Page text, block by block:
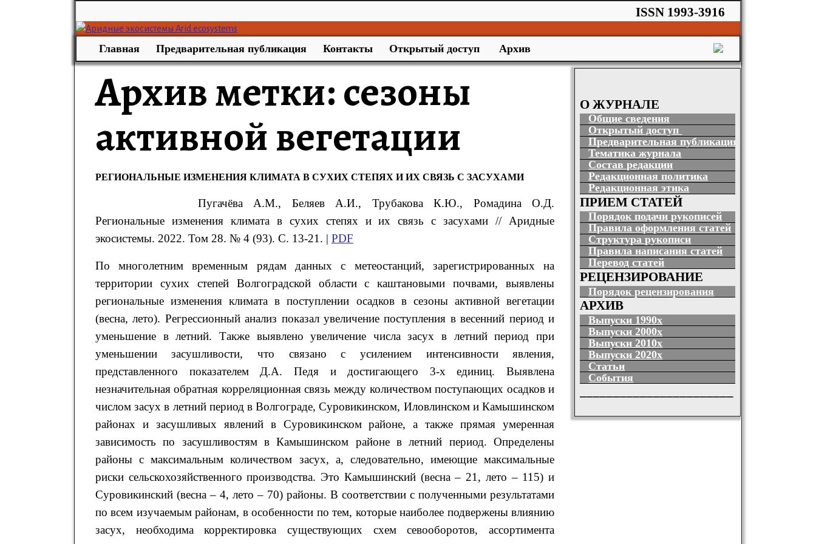
ISSN 1993-3916
Главная Предварительная публикация Контакты Открытый доступ Архив
Архив метки:сезоны
активной вегетации
РЕГИОНАЛЬНЫЕ ИЗМЕНЕНИЯ КЛИМАТА В СУХИХ СТЕПЯХ И ИХ СВЯЗЬ С ЗАСУХАМИ
ПугачёваА.М., БеляевА.И., ТрубаковаК.Ю., РомадинаО.Д.
Региональные изменения климата в сухих степях и их связь с засухами// Аридные
экосистемы. 2022. Том 28. № 4 (93). С. 13-21. | PDF
По многолетним временным рядам данных с метеостанций, зарегистрированных на
территории сухих степей Волгоградской области с каштановыми почвами, выявлены
региональные изменения климата в поступлении осадков в сезоны активной вегетации
(весна, лето). Регрессионный анализ показал увеличение поступления в весенний период и
уменьшение в летний. Также выявлено увеличение числа засух в летний период при
уменьшении засушливости, что связано с усилением интенсивности явления,
представленного показателем Д.А. Педя и достигающего 3-х единиц. Выявлена
незначительная обратная корреляционная связь между количеством поступающих осадков и
числом засух в летний период в Волгограде, Суровикинском, Иловлинском и Камышинском
районах и засушливых явлений в Суровикинском районе, а также прямая умеренная
зависимость по засушливостям в Камышинском районе в летний период. Определены
районы с максимальным количеством засух, а, следовательно, имеющие максимальные
риски сельскохозяйственного производства. Это Камышинский (весна – 21, лето – 115) и
Суровикинский (весна – 4, лето – 70) районы. В соответствии с полученными результатами
по всем изучаемым районам, в особенности по тем, которые наиболее подвержены влиянию
засух, необходима корректировка существующих схем севооборотов, ассортимента
О ЖУРНАЛЕ
Общие сведения
Открытый доступ
Предварительная публикация
Тематика журнала
Состав редакции
Редакционная политика
Редакционная этика
ПРИЕМ СТАТЕЙ
Порядок подачи рукописей
Правила оформления статей
Структура рукописи
Правила написания статей
Перевод статей
РЕЦЕНЗИРОВАНИЕ
Порядок рецензирования
АРХИВ
Выпуски 1990х
Выпуски 2000х
Выпуски 2010х
Выпуски 2020х
Статьи
События